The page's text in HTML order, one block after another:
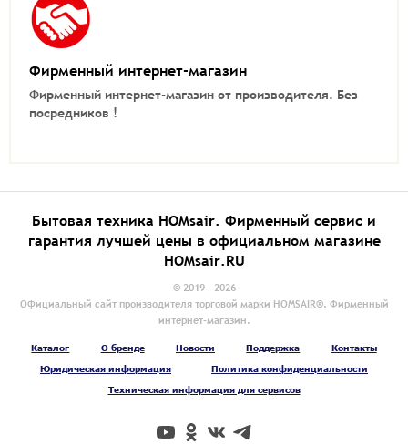
Фирменный интернет-магазин
Фирменный интернет-магазин от производителя. Без
посредников !
Бытовая техника HOMsair. Фирменный сервис и
гарантия лучшей цены в официальном магазине
HOMsair.RU
© 2019 - 2026
Официальный сайт производителя торговой марки HOMSAIR®. Фирменный
интернет-магазин.
Каталог О бренде Новости Поддержка
Контакты
Юридическая информация
Политика конфиденциальности
Техническая информация для сервисов